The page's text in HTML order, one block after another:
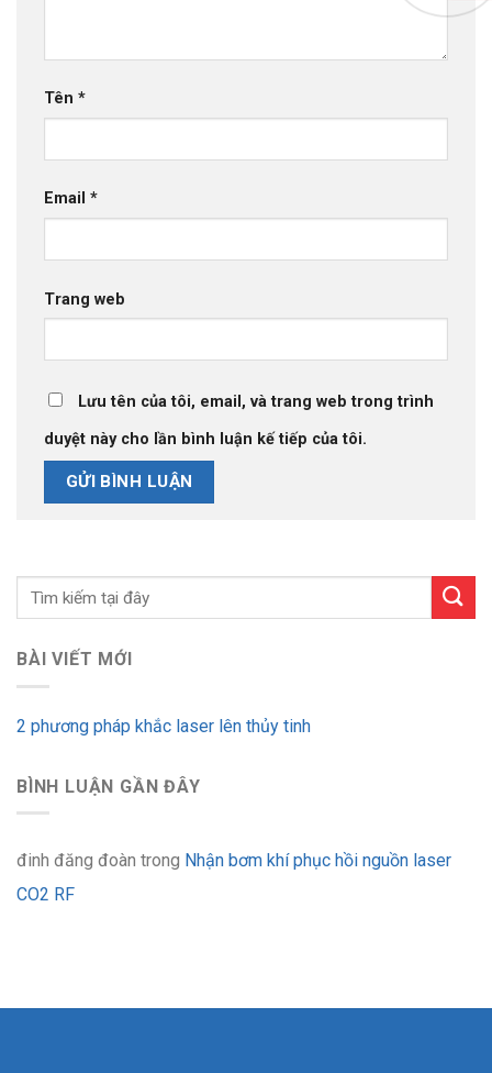
Tên *
Email *
Trang web
Lưu tên của tôi, email, và trang web trong trình
duyệt này cho lần bình luận kế tiếp của tôi.
BÀI VIẾT MỚI
2 phương pháp khắc laser lên thủy tinh
BÌNH LUẬN GẦN ĐÂY
đinh đăng đoàn trong Nhận bơm khí phục hồi nguồn laser
CO2 RF